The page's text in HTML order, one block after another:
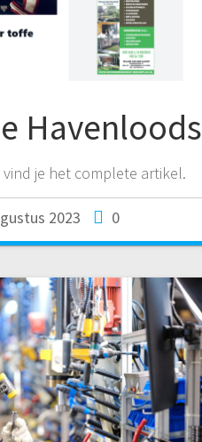
Havenloods
je het complete artikel.
2023 0